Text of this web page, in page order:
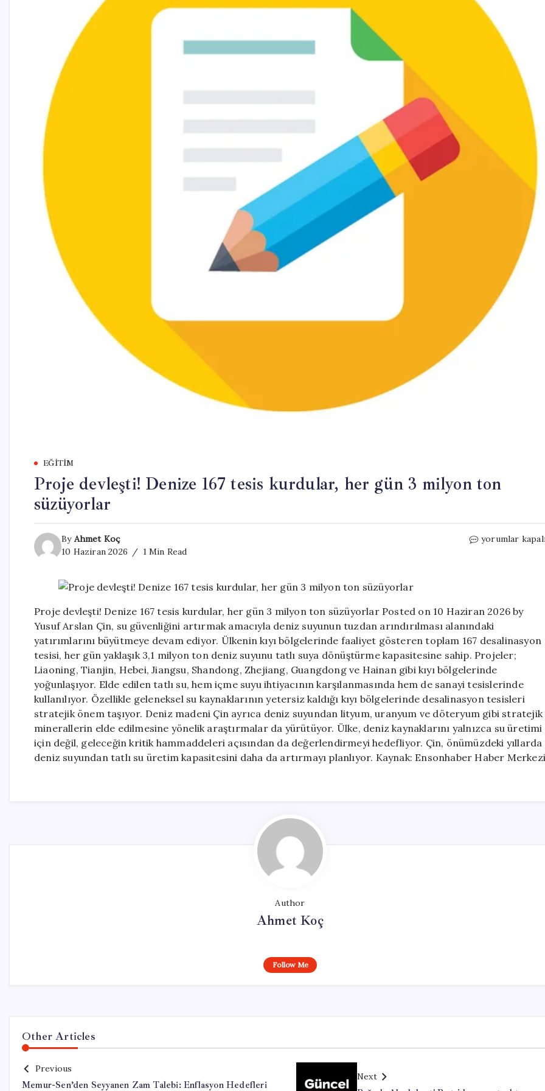
EĞITIM
Proje devleşti! Denize 167 tesis kurdular, her gün 3 milyon ton
süzüyorlar
By Ahmet Koç
10 Haziran 2026
1 Min Read
Proje
her
gün
3
milyon
ton
süzüyorlar
yorumlar
Proje devleşti! Denize 167 tesis kurdular, her gün 3 milyon ton süzüyorlar Posted on 10 Haziran 2026 by
Yusuf Arslan Çin, su güvenliğini artırmak amacıyla deniz suyunun tuzdan arındırılması alanındaki
yatırımlarını büyütmeye devam ediyor. Ülkenin kıyı bölgelerinde faaliyet gösteren toplam 167 desalinasyon
tesisi, her gün yaklaşık 3,1 milyon ton deniz suyunu tatlı suya dönüştürme kapasitesine sahip. Projeler;
Liaoning, Tianjin, Hebei, Jiangsu, Shandong, Zhejiang, Guangdong ve Hainan gibi kıyı bölgelerinde
yoğunlaşıyor. Elde edilen tatlı su, hem içme suyu ihtiyacının karşılanmasında hem de sanayi tesislerinde
kullanılıyor. Özellikle geleneksel su kaynaklarının yetersiz kaldığı kıyı bölgelerinde desalinasyon tesisleri
stratejik önem taşıyor. Deniz madeni Çin ayrıca deniz suyundan lityum, uranyum ve döteryum gibi stratejik
minerallerin elde edilmesine yönelik araştırmalar da yürütüyor. Ülke, deniz kaynaklarını yalnızca su üretimi
için değil, geleceğin kritik hammaddeleri açısından da değerlendirmeyi hedefliyor. Çin, önümüzdeki yıllarda
deniz suyundan tatlı su üretim kapasitesini daha da artırmayı planlıyor. Kaynak: Ensonhaber Haber
Author
Ahmet Koç
Follow Me
Other Articles
Previous
Memur-Sen’den Seyyanen Zam Talebi: Enflasyon Hedefleri
Next